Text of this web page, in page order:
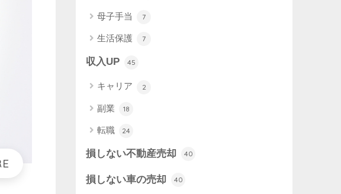
母子手当 7
生活保護 7
収入UP 45
キャリア 2
副業 18
転職 24
損しない不動産売却 40
損しない車の売却 40